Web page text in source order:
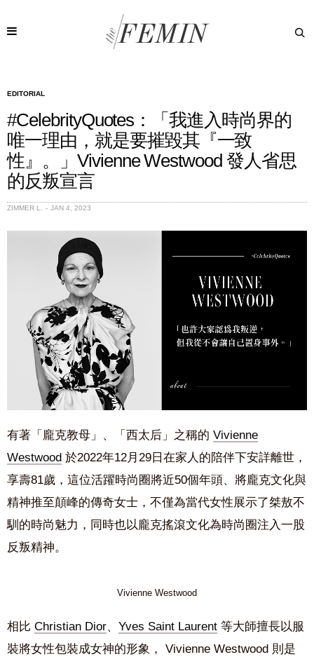
EDITORIAL
#CelebrityQuotes：「我進入時尚界的
唯一理由，就是要摧毀其『一致
性』。」Vivienne Westwood 發人省思
的反叛宣言
ZIMMER L. JAN 4, 2023
有著「龐克教母」、「西太后」之稱的 Vivienne
Westwood 於2022年12月29日在家人的陪伴下安詳離世，
享壽81歲，這位活躍時尚圈將近50個年頭、將龐克文化與
精神推至顛峰的傳奇女士，不僅為當代女性展示了桀敖不
馴的時尚魅力，同時也以龐克搖滾文化為時尚圈注入一股
反叛精神。
Vivienne Westwood
相比 Christian Dior、 Yves Saint Laurent 等大師擅長以服
裝將女性包裝成女神的形象， Vivienne Westwood 則是